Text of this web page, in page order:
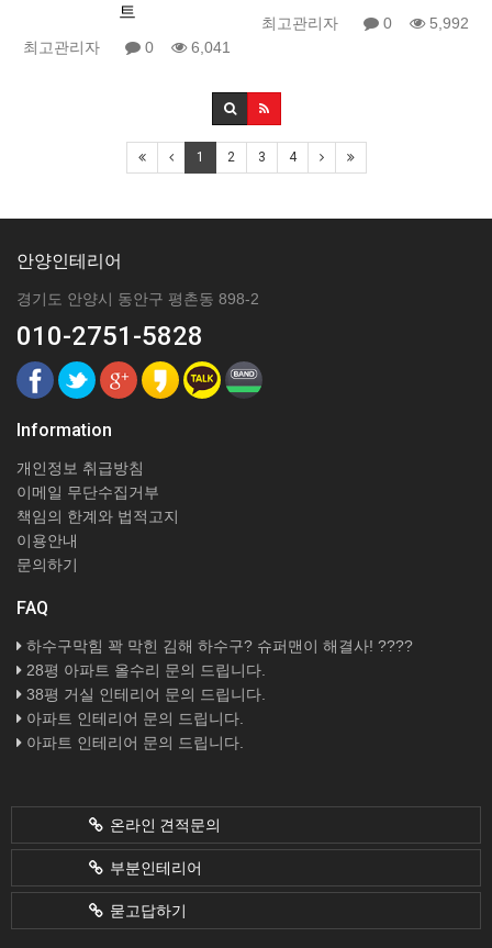
트
최고관리자 0 6,041
최고관리자 0 5,992
1 2 3 4
안양인테리어
경기도 안양시 동안구 평촌동 898-2
010-2751-5828
Information
개인정보 취급방침
이메일 무단수집거부
책임의 한계와 법적고지
이용안내
문의하기
FAQ
하수구막힘 꽉 막힌 김해 하수구? 슈퍼맨이 해결사! ????
28평 아파트 올수리 문의 드립니다.
38평 거실 인테리어 문의 드립니다.
아파트 인테리어 문의 드립니다.
아파트 인테리어 문의 드립니다.
온라인 견적문의
부분인테리어
묻고답하기